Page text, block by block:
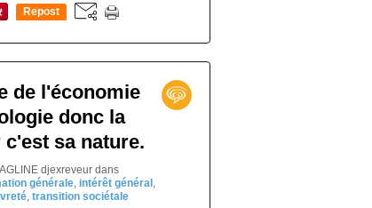
Repost
de l'économie
donc la
sa nature.
djexreveur dans
générale, intérêt général ,
, transition sociétale